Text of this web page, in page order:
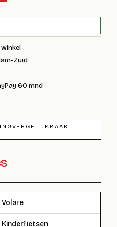
Zuid
60 mnd
VERGELIJKBAAR
Volare
Kinderfietsen